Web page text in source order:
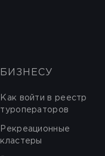
БИЗНЕСУ
Как войти в реестр
туроператоров
Рекреационные
кластеры